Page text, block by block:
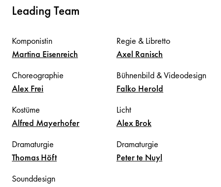
Leading Team
Komponistin
Martina Eisenreich
Regie & Libretto
Axel Ranisch
Choreographie
Alex Frei
Bühnenbild & Videodesign
Falko Herold
Kostüme
Alfred Mayerhofer
Licht
Alex Brok
Dramaturgie
Thomas Höft
Dramaturgie
Peterte Nuyl
Sounddesign